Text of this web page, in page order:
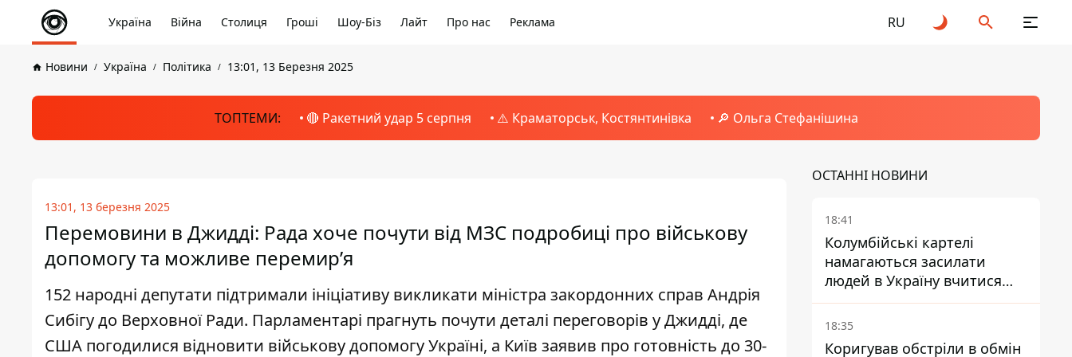
Україна Війна Столиця Гроші Шоу-Біз Лайт Про нас Реклама RU
Новини Україна Політика 13:01, 13 Березня 2025
ТОПТЕМИ: 🔴 Ракетний удар 5 серпня ⚠️ Краматорськ, Костянтинівка 🔎 Ольга Стефанішина
13:01, 13 березня 2025
Перемовини в Джидді: Рада хоче почути від МЗС подробиці про військову
допомогу та можливе перемир’я
152 народні депутати підтримали ініціативу викликати міністра закордонних справ Андрія
Сибігу до Верховної Ради. Парламентарі прагнуть почути деталі переговорів у Джидді, де
США погодилися відновити військову допомогу Україні, а Київ заявив про готовність до 30-
ОСТАННІ НОВИНИ
18:41
Колумбійські картелі
намагаються засилати
людей в Україну вчитися
керувати дронами - FT
18:35
Коригував обстріли в обмін